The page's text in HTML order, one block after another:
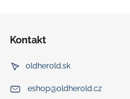
Kontakt
oldherold.sk
eshop@oldherold.cz